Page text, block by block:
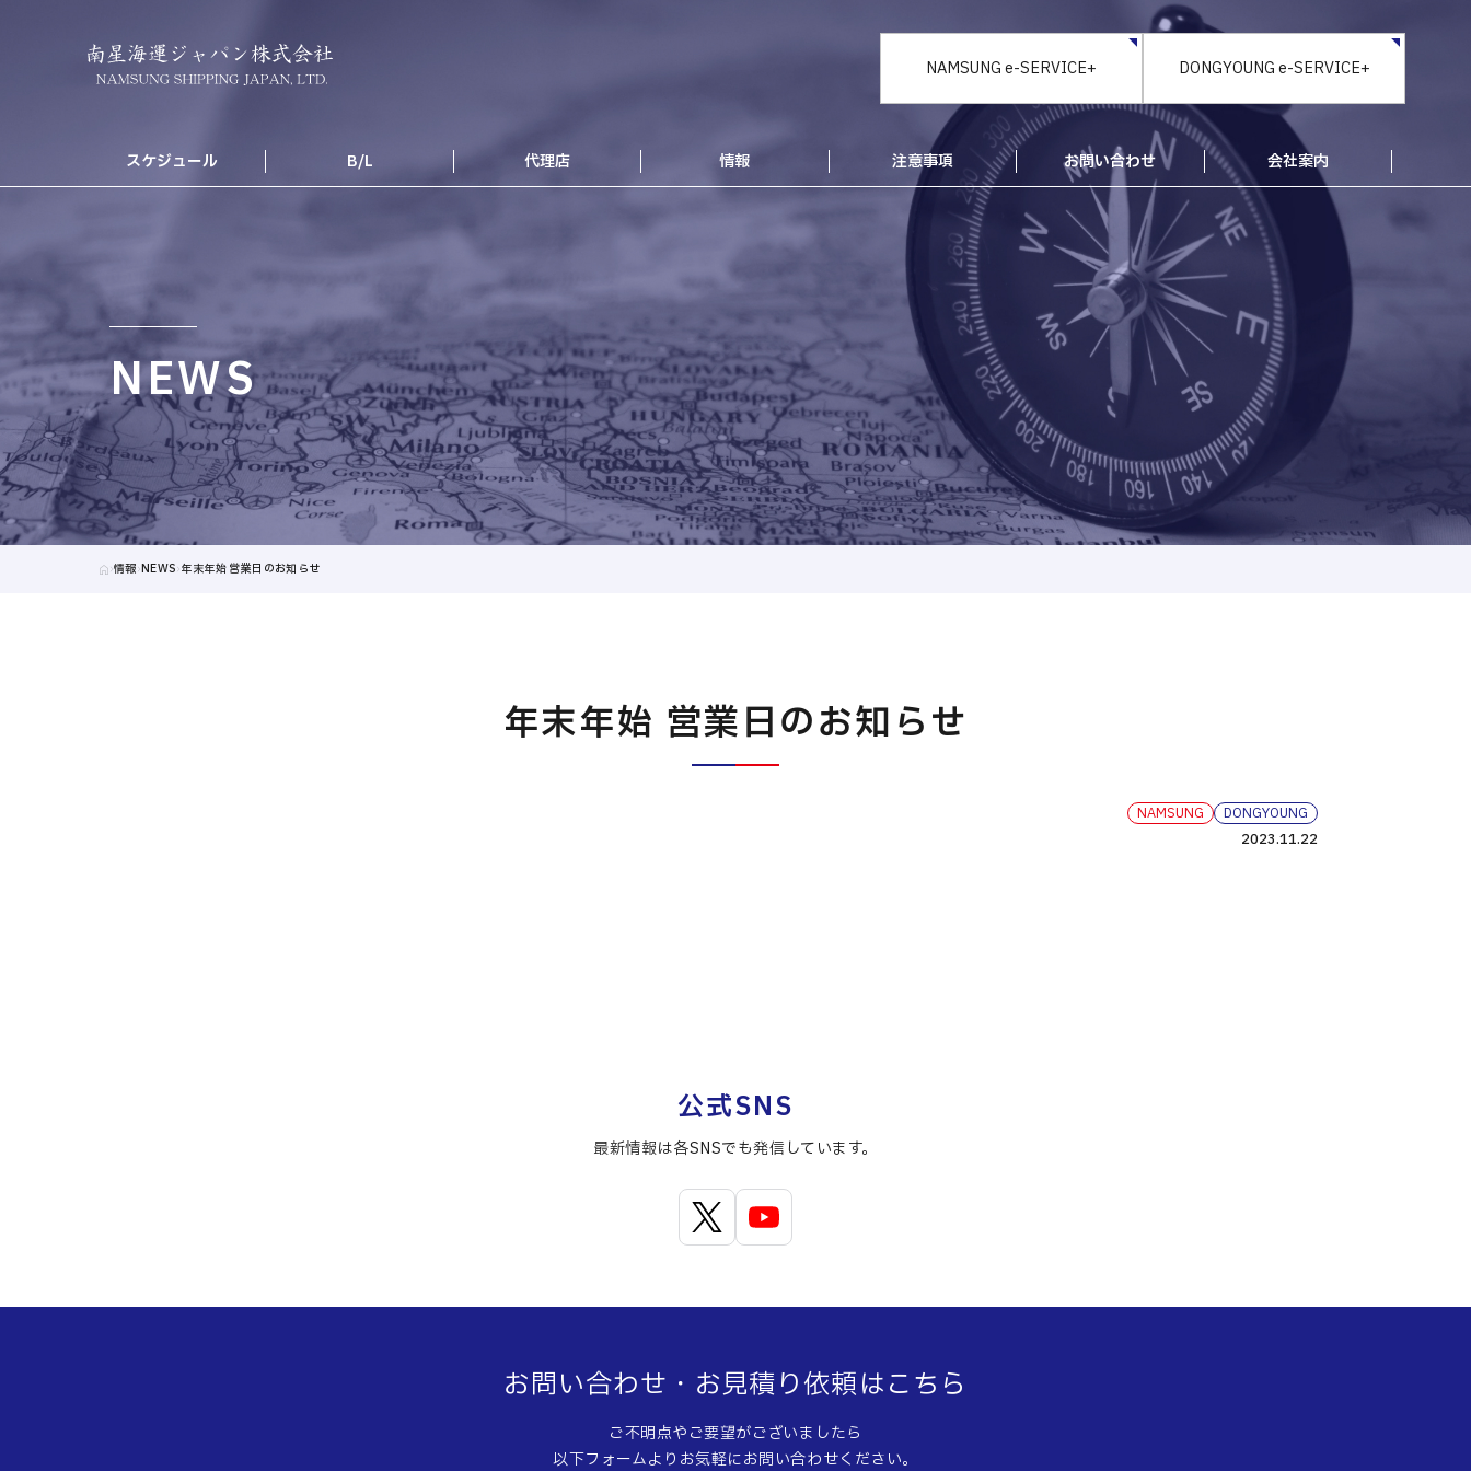
NAMSUNG e-SERVICE+ DONGYOUNG e-SERVICE+
スケジュール B/L 代理店 情報 注意事項 お問い合わせ 会社案内
NEWS
情報 NEWS 年末年始 営業日のお知らせ
年末年始 営業日のお知らせ
NAMSUNG
DONGYOUNG
2023.11.22
公式SNS
最新情報は各SNSでも発信しています。
お問い合わせ・お見積り依頼はこちら
ご不明点やご要望がございましたら
以下フォームよりお気軽にお問い合わせください。